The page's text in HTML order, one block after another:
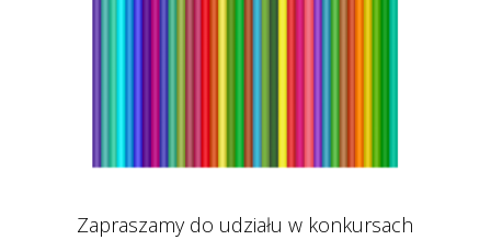
Zapraszamy do udziału w konkursach